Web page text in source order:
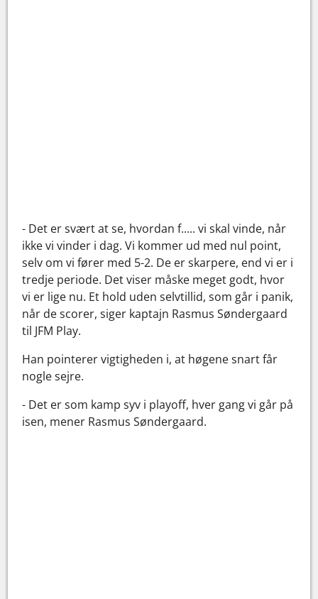
- Det er svært at se, hvordan f..... vi skal vinde, når
ikke vi vinder i dag. Vi kommer ud med nul point,
selv om vi fører med 5-2. De er skarpere, end vi er i
tredje periode. Det viser måske meget godt, hvor
vi er lige nu. Et hold uden selvtillid, som går i panik,
når de scorer, siger kaptajn Rasmus Søndergaard
til JFM Play.
Han pointerer vigtigheden i, at høgene snart får
nogle sejre.
- Det er som kamp syv i playoff, hver gang vi går på
isen, mener Rasmus Søndergaard.